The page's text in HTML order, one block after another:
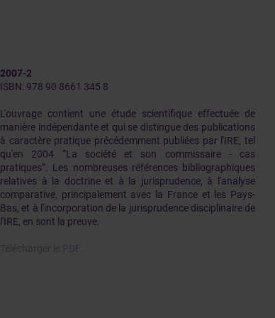
2007-2
ISBN: 978 90 8661 345 8
L'ouvrage contient une étude scientifique effectuée de
manière indépendante et qui se distingue des publications
à caractère pratique précédemment publiées par l'IRE, tel
qu'en 2004 “La société et son commissaire - cas
pratiques”. Les nombreuses références bibliographiques
relatives à la doctrine et à la jurisprudence, à l'analyse
comparative, principalement avec la France et les Pays-
Bas, et à l'incorporation de la jurisprudence disciplinaire de
l'IRE, en sont la preuve.
Télécharger le PDF